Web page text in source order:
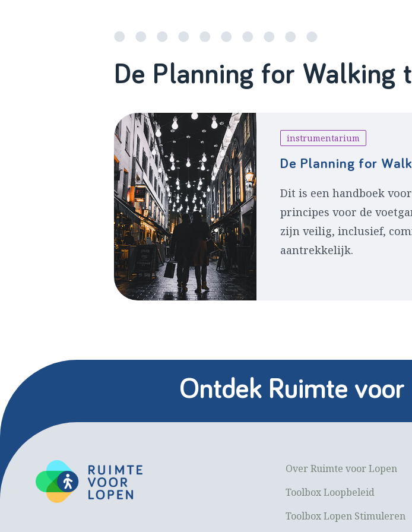
De Planning for Walking
instrumentarium
De Planning for
Dit is een handboek
principes voor de
zijn veilig, inclusief,
aantrekkelijk.
Ontdek Ruimte voor
Over Ruimte voor Lopen
Toolbox Loopbeleid
Toolbox Lopen Stimuleren